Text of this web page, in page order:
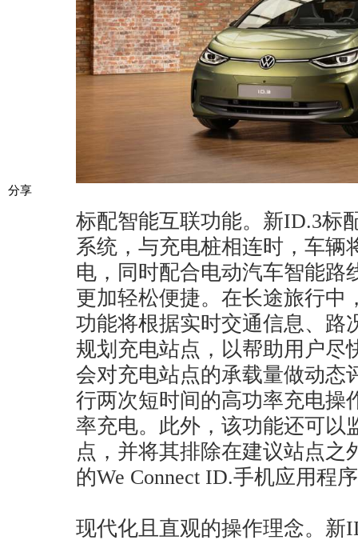
分享
标配智能互联功能。新ID.3标
系统，与充电桩相连时，车辆
电，同时配合电动汽车智能路
更加轻松便捷。在长途旅行中
功能将根据实时交通信息、路
规划充电站点，以帮助用户尽
会对充电站点的承载量做动态
行两次短时间的高功率充电操
率充电。此外，该功能还可以
点，并将其排除在建议站点之
的We Connect ID.手机应用程
现代化且直观的操作理念。新